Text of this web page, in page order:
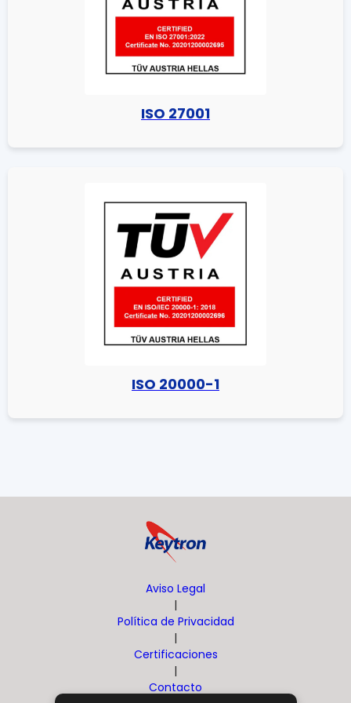
ISO 27001
ISO 20000-1
Aviso Legal
|
Política de Privacidad
|
Certificaciones
|
Contacto